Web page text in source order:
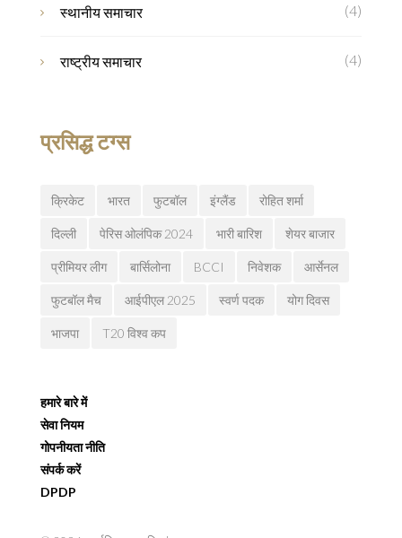
स्थानीय समाचार (4)
राष्ट्रीय समाचार (4)
प्रसिद्ध टग्स
क्रिकेट भारत फुटबॉल इंग्लैंड रोहित शर्मा
दिल्ली पेरिस ओलंपिक 2024 भारी बारिश शेयर बाजार
प्रीमियर लीग बार्सिलोना BCCI निवेशक आर्सेनल
फुटबॉल मैच आईपीएल 2025 स्वर्ण पदक योग दिवस
भाजपा T20 विश्व कप
हमारे बारे में
सेवा नियम
गोपनीयता नीति
संपर्क करें
DPDP